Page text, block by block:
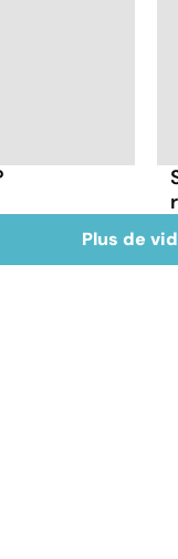
Plus de